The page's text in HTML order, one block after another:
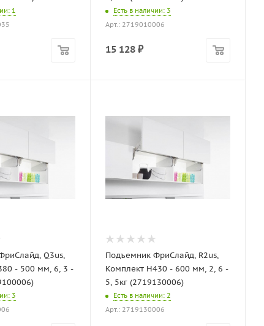
: 1
Есть в наличии: 3
Арт.: 2719010006
15 128 ₽
Q3us,
- 500 мм, 6, 3 -
: 3
Подъемник ФриСлайд, R2us,
Комплект H430 - 600 мм, 2, 6 -
5, 5кг (2719130006)
Есть в наличии: 2
Арт.: 2719130006